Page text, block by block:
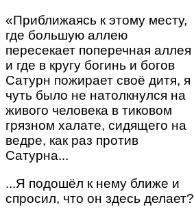
«Приближаясь к этому месту,
где большую аллею
пересекает поперечная аллея
и где в кругу богинь и богов
Сатурн пожирает своё дитя, я
чуть было не натолкнулся на
живого человека в тиковом
грязном халате, сидящего на
ведре, как раз против
Сатурна...
...Я подошёл к нему ближе и
спросил, что он здесь делает?